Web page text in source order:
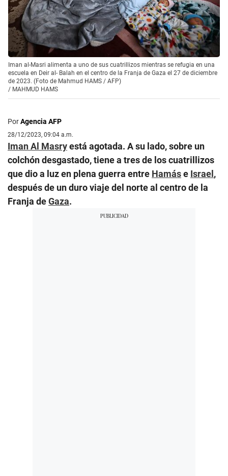
Iman al-Masri alimenta a uno de sus cuatrillizos mientras se refugia en una
escuela en Deir al- Balah en el centro de la Franja de Gaza el 27 de diciembre
de 2023. (Foto de Mahmud HAMS / AFP)
/ MAHMUD HAMS
PorAgencia AFP
28/12/2023, 09:04 a.m.
Iman Al Masryestá agotada. A su lado, sobre un
colchón desgastado, tiene a tres de los cuatrillizos
que dio a luz en plena guerra entre Hamáse Israel,
después de un duro viaje del norte al centro de la
Franja deGaza.